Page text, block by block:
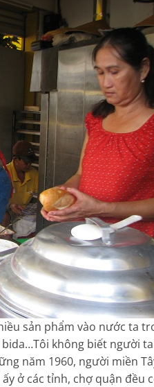
sản phẩm vào nước ta
không biết người
năm 1960, người miền
ở các tỉnh, chợ quận đều